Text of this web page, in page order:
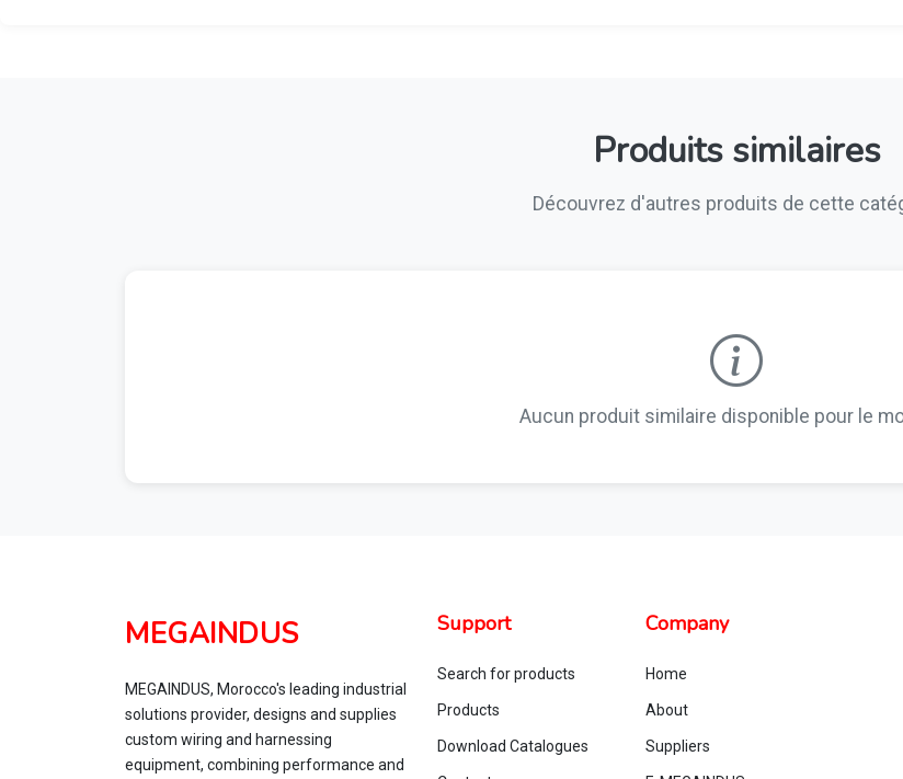
Produits similaires
Découvrez d'autres produits de cette
Aucun produit similaire disponible pour le
MEGAINDUS
MEGAINDUS, Morocco's leading industrial
solutions provider, designs and supplies
custom wiring and harnessing
equipment, combining performance and
Support
Search for products
Products
Download Catalogues
Company
Home
About
Suppliers